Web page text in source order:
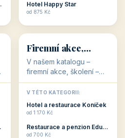
Hotel Happy Star
od 875 Kč
💼
💼
31 objektů
Firemní akce,
školení
V našem katalogu –
firemní akce, školení –
jsou pro Vás připraveny
objekty, které mají
zkušenosti pořádat i
menší firemní akce a
ob...
V TÉTO KATEGORII:
Hotel a restaurace Koníček
od 1 170 Kč
Restaurace a penzion Eduard
od 700 Kč